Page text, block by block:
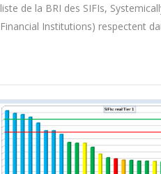
liste de la BRI des SIFIs,
Financial Institutions) respectent